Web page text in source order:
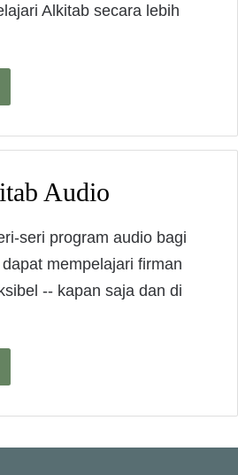
Alkitab secara lebih
Audio
seri program audio bagi
mempelajari firman
-- kapan saja dan di